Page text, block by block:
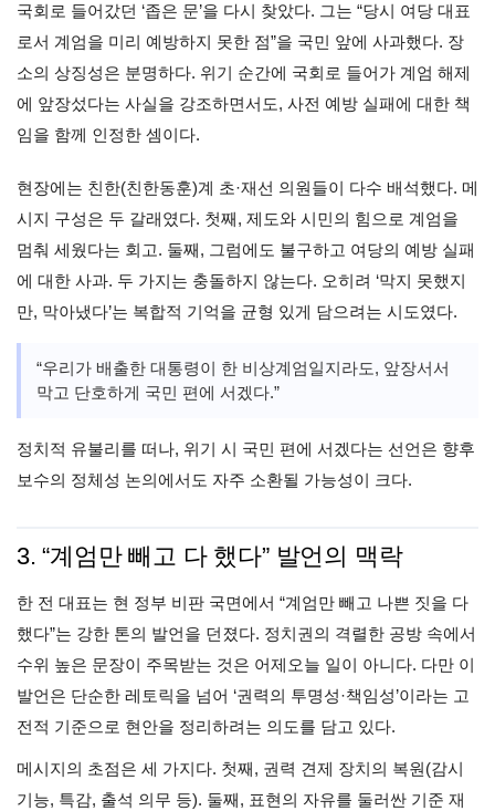
국회로 들어갔던 ‘좁은 문’을 다시 찾았다. 그는 “당시 여당 대표
로서 계엄을 미리 예방하지 못한 점”을 국민 앞에 사과했다. 장
소의 상징성은 분명하다. 위기 순간에 국회로 들어가 계엄 해제
에 앞장섰다는 사실을 강조하면서도, 사전 예방 실패에 대한 책
임을 함께 인정한 셈이다.
현장에는 친한(친한동훈)계 초·재선 의원들이 다수 배석했다. 메
시지 구성은 두 갈래였다. 첫째, 제도와 시민의 힘으로 계엄을
멈춰 세웠다는 회고. 둘째, 그럼에도 불구하고 여당의 예방 실패
에 대한 사과. 두 가지는 충돌하지 않는다. 오히려 ‘막지 못했지
만, 막아냈다’는 복합적 기억을 균형 있게 담으려는 시도였다.
“우리가 배출한 대통령이 한 비상계엄일지라도, 앞장서서
막고 단호하게 국민 편에 서겠다.”
정치적 유불리를 떠나, 위기 시 국민 편에 서겠다는 선언은 향후
보수의 정체성 논의에서도 자주 소환될 가능성이 크다.
3. “계엄만 빼고 다 했다” 발언의 맥락
한 전 대표는 현 정부 비판 국면에서 “계엄만 빼고 나쁜 짓을 다
했다”는 강한 톤의 발언을 던졌다. 정치권의 격렬한 공방 속에서
수위 높은 문장이 주목받는 것은 어제오늘 일이 아니다. 다만 이
발언은 단순한 레토릭을 넘어 ‘권력의 투명성·책임성’이라는 고
전적 기준으로 현안을 정리하려는 의도를 담고 있다.
메시지의 초점은 세 가지다. 첫째, 권력 견제 장치의 복원(감시
기능, 특감, 출석 의무 등). 둘째, 표현의 자유를 둘러싼 기준 재